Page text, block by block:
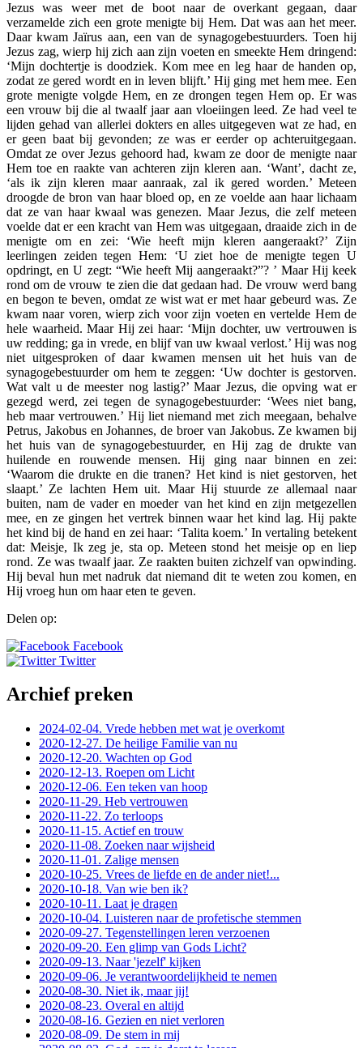
Jezus was weer met de boot naar de overkant gegaan, daar
verzamelde zich een grote menigte bij Hem. Dat was aan het meer.
Daar kwam Jaïrus aan, een van de synagogebestuurders. Toen hij
Jezus zag, wierp hij zich aan zijn voeten en smeekte Hem dringend:
‘Mijn dochtertje is doodziek. Kom mee en leg haar de handen op,
zodat ze gered wordt en in leven blijft.’ Hij ging met hem mee. Een
grote menigte volgde Hem, en ze drongen tegen Hem op. Er was
een vrouw bij die al twaalf jaar aan vloeiingen leed. Ze had veel te
lijden gehad van allerlei dokters en alles uitgegeven wat ze had, en
er geen baat bij gevonden; ze was er eerder op achteruitgegaan.
Omdat ze over Jezus gehoord had, kwam ze door de menigte naar
Hem toe en raakte van achteren zijn kleren aan. ‘Want’, dacht ze,
‘als ik zijn kleren maar aanraak, zal ik gered worden.’ Meteen
droogde de bron van haar bloed op, en ze voelde aan haar lichaam
dat ze van haar kwaal was genezen. Maar Jezus, die zelf meteen
voelde dat er een kracht van Hem was uitgegaan, draaide zich in de
menigte om en zei: ‘Wie heeft mijn kleren aangeraakt?’ Zijn
leerlingen zeiden tegen Hem: ‘U ziet hoe de menigte tegen U
opdringt, en U zegt: “Wie heeft Mij aangeraakt?”? ’ Maar Hij keek
rond om de vrouw te zien die dat gedaan had. De vrouw werd bang
en begon te beven, omdat ze wist wat er met haar gebeurd was. Ze
kwam naar voren, wierp zich voor zijn voeten en vertelde Hem de
hele waarheid. Maar Hij zei haar: ‘Mijn dochter, uw vertrouwen is
uw redding; ga in vrede, en blijf van uw kwaal verlost.’ Hij was nog
niet uitgesproken of daar kwamen mensen uit het huis van de
synagogebestuurder om hem te zeggen: ‘Uw dochter is gestorven.
Wat valt u de meester nog lastig?’ Maar Jezus, die opving wat er
gezegd werd, zei tegen de synagogebestuurder: ‘Wees niet bang,
heb maar vertrouwen.’ Hij liet niemand met zich meegaan, behalve
Petrus, Jakobus en Johannes, de broer van Jakobus. Ze kwamen bij
het huis van de synagogebestuurder, en Hij zag de drukte van
huilende en rouwende mensen. Hij ging naar binnen en zei:
‘Waarom die drukte en die tranen? Het kind is niet gestorven, het
slaapt.’ Ze lachten Hem uit. Maar Hij stuurde ze allemaal naar
buiten, nam de vader en moeder van het kind en zijn metgezellen
mee, en ze gingen het vertrek binnen waar het kind lag. Hij pakte
het kind bij de hand en zei haar: ‘Talita koem.’ In vertaling betekent
dat: Meisje, Ik zeg je, sta op. Meteen stond het meisje op en liep
rond. Ze was twaalf jaar. Ze raakten buiten zichzelf van opwinding.
Hij beval hun met nadruk dat niemand dit te weten zou komen, en
Hij vroeg hun om haar eten te geven.
Delen op:
Facebook
Twitter
Archief preken
2024-02-04. Vrede hebben met wat je overkomt
2020-12-27. De heilige Familie van nu
2020-12-20. Wachten op God
2020-12-13. Roepen om Licht
2020-12-06. Een teken van hoop
2020-11-29. Heb vertrouwen
2020-11-22. Zo terloops
2020-11-15. Actief en trouw
2020-11-08. Zoeken naar wijsheid
2020-11-01. Zalige mensen
2020-10-25. Vrees de liefde en de ander niet!...
2020-10-18. Van wie ben ik?
2020-10-11. Laat je dragen
2020-10-04. Luisteren naar de profetische stemmen
2020-09-27. Tegenstellingen leren verzoenen
2020-09-20. Een glimp van Gods Licht?
2020-09-13. Naar 'jezelf' kijken
2020-09-06. Je verantwoordelijkheid te nemen
2020-08-30. Niet ik, maar jij!
2020-08-23. Overal en altijd
2020-08-16. Gezien en niet verloren
2020-08-09. De stem in mij